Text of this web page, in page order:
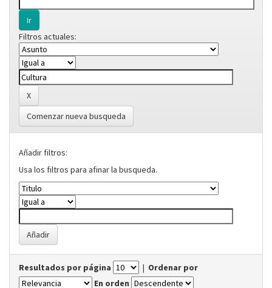
Filtros actuales:
Comenzar nueva busqueda
Añadir filtros:
Usa los filtros para afinar la busqueda.
Resultados por página | Ordenar por
En orden